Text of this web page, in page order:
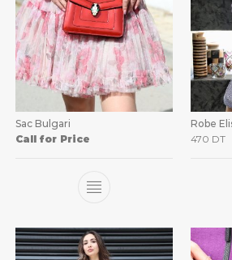
Sac Bulgari
Call for Price
Robe
470 DT